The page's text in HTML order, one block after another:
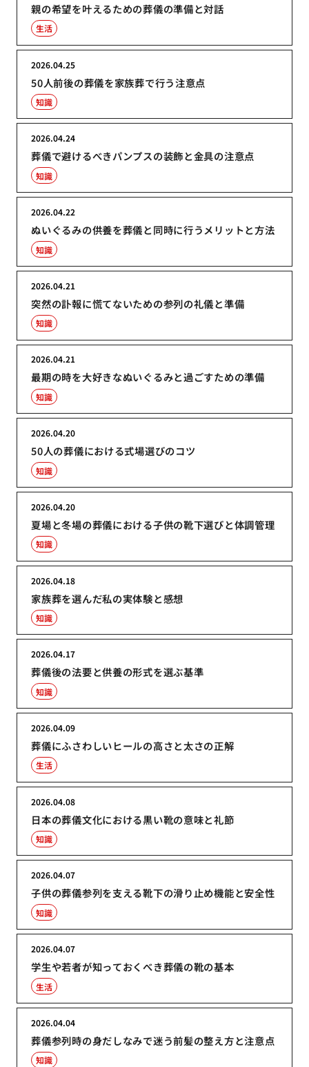
親の希望を叶えるための葬儀の準備と対話
生活
50人前後の葬儀を家族葬で行う注意点
2026.04.25
知識
葬儀で避けるべきパンプスの装飾と金具の注意点
2026.04.24
知識
ぬいぐるみの供養を葬儀と同時に行うメリットと方法
2026.04.22
知識
突然の訃報に慌てないための参列の礼儀と準備
2026.04.21
知識
最期の時を大好きなぬいぐるみと過ごすための準備
2026.04.21
知識
50人の葬儀における式場選びのコツ
2026.04.20
知識
夏場と冬場の葬儀における子供の靴下選びと体調管理
2026.04.20
知識
家族葬を選んだ私の実体験と感想
2026.04.18
知識
葬儀後の法要と供養の形式を選ぶ基準
2026.04.17
知識
葬儀にふさわしいヒールの高さと太さの正解
2026.04.09
生活
日本の葬儀文化における黒い靴の意味と礼節
2026.04.08
知識
子供の葬儀参列を支える靴下の滑り止め機能と安全性
2026.04.07
知識
学生や若者が知っておくべき葬儀の靴の基本
2026.04.07
生活
葬儀参列時の身だしなみで迷う前髪の整え方と注意点
2026.04.04
知識